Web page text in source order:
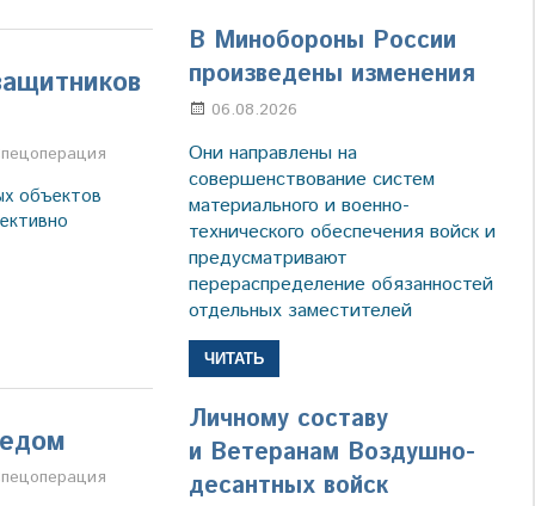
объектов
В Минобороны России
произведены изменения
06.08.2026
Они направлены на
совершенствование систем
материального и военно-
технического обеспечения войск и
предусматривают
перераспределение обязанностей
отдельных заместителей
ЧИТАТЬ
Личному составу
и Ветеранам Воздушно-
десантных войск